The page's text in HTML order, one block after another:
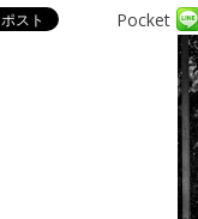
Pocket